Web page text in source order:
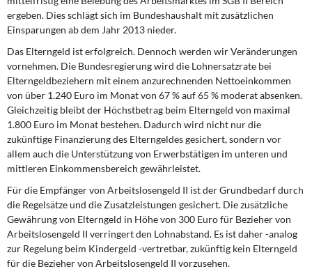
ergeben. Dies schlägt sich im Bundeshaushalt mit zusätzlichen
Einsparungen ab dem Jahr 2013 nieder.
Das Elterngeld ist erfolgreich. Dennoch werden wir Veränderungen
vornehmen. Die Bundesregierung wird die Lohnersatzrate bei
Elterngeldbeziehern mit einem anzurechnenden Nettoeinkommen
von über 1.240 Euro im Monat von 67 % auf 65 % moderat absenken.
Gleichzeitig bleibt der Höchstbetrag beim Elterngeld von maximal
1.800 Euro im Monat bestehen. Dadurch wird nicht nur die
zukünftige Finanzierung des Elterngeldes gesichert, sondern vor
allem auch die Unterstützung von Erwerbstätigen im unteren und
mittleren Einkommensbereich gewährleistet.
Für die Empfänger von Arbeitslosengeld II ist der Grundbedarf durch
die Regelsätze und die Zusatzleistungen gesichert. Die zusätzliche
Gewährung von Elterngeld in Höhe von 300 Euro für Bezieher von
Arbeitslosengeld II verringert den Lohnabstand. Es ist daher -analog
zur Regelung beim Kindergeld -vertretbar, zukünftig kein Elterngeld
für die Bezieher von Arbeitslosengeld II vorzusehen.